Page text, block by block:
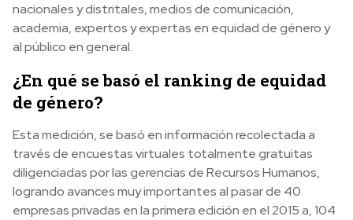
nacionales y distritales, medios de comunicación,
academia, expertos y expertas en equidad de género y
al público en general.
¿En qué se basó el ranking de equidad
de género?
Esta medición, se basó en información recolectada a
través de encuestas virtuales totalmente gratuitas
diligenciadas por las gerencias de Recursos Humanos,
logrando avances muy importantes al pasar de 40
empresas privadas en la primera edición en el 2015 a, 104